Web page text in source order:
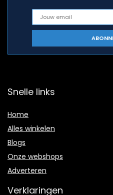
Snelle links
Home
Alles winkelen
Blogs
Onze webshops
Adverteren
Verklaringen